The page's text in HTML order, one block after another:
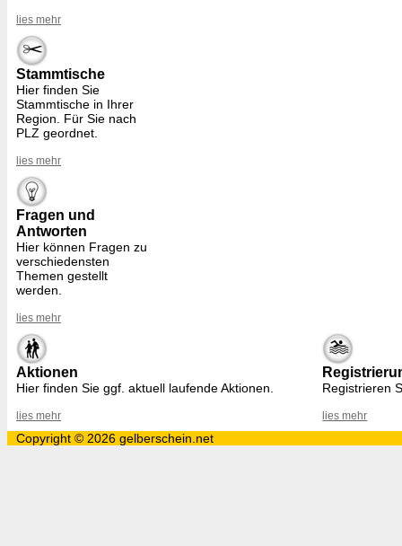
lies mehr
Stammtische
Hier finden Sie
Stammtische in Ihrer
Region. Für Sie nach
PLZ geordnet.
lies mehr
Fragen und
Antworten
Hier können Fragen zu
verschiedensten
Themen gestellt
werden.
lies mehr
Aktionen
Hier finden Sie ggf. aktuell laufende Aktionen.
lies mehr
Registrieren
lies mehr
Copyright © 2026 gelberschein.net